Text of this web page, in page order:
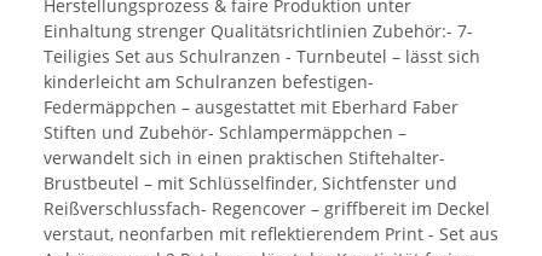
Herstellungsprozess & faire Produktion unter
Einhaltung strenger Qualitätsrichtlinien Zubehör:- 7-
Teiligies Set aus Schulranzen - Turnbeutel – lässt sich
kinderleicht am Schulranzen befestigen-
Federmäppchen – ausgestattet mit Eberhard Faber
Stiften und Zubehör- Schlampermäppchen –
verwandelt sich in einen praktischen Stiftehalter-
Brustbeutel – mit Schlüsselfinder, Sichtfenster und
Reißverschlussfach- Regencover – griffbereit im Deckel
verstaut, neonfarben mit reflektierendem Print - Set aus